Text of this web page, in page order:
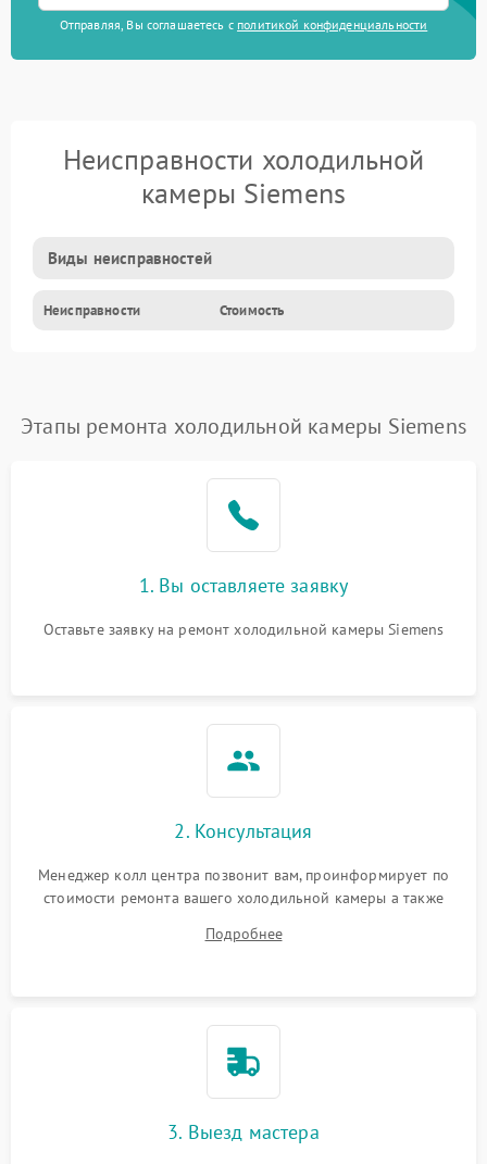
Отправляя, Вы соглашаетесь с политикой конфиденциальности
Неисправности холодильной
камеры Siemens
Виды неисправностей
Неисправности Стоимость
Этапы ремонта холодильной камеры Siemens
1. Вы оставляете заявку
Оставьте заявку на ремонт холодильной камеры Siemens
2. Консультация
Менеджер колл центра позвонит вам, проинформирует по
стоимости ремонта вашего холодильной камеры а также
Подробнее
3. Выезд мастера